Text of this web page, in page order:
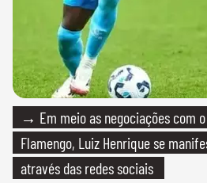
→ Em meio as negociações com o
Flamengo, Luiz Henrique se
através das redes sociais